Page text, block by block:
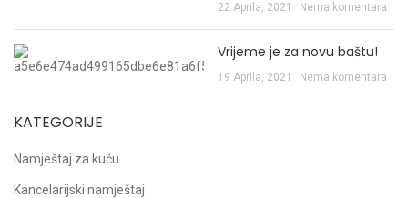
22 Aprila, 2021 Nema komentara
Vrijeme je za novu baštu!
19 Aprila, 2021 Nema komentara
KATEGORIJE
Namještaj za kuću
Kancelarijski namještaj